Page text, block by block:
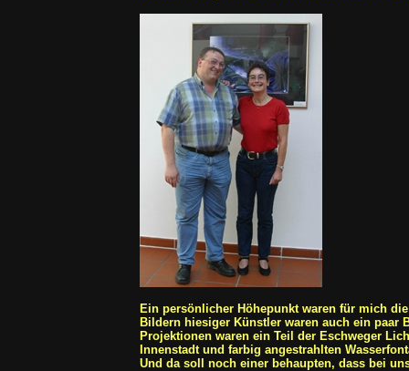
Ein persönlicher Höhepunkt waren für mich
Bildern hiesiger Künstler waren auch ein paar
Projektionen waren ein Teil der Eschweger
Innenstadt und farbig angestrahlten
Und da soll noch einer behaupten, dass bei